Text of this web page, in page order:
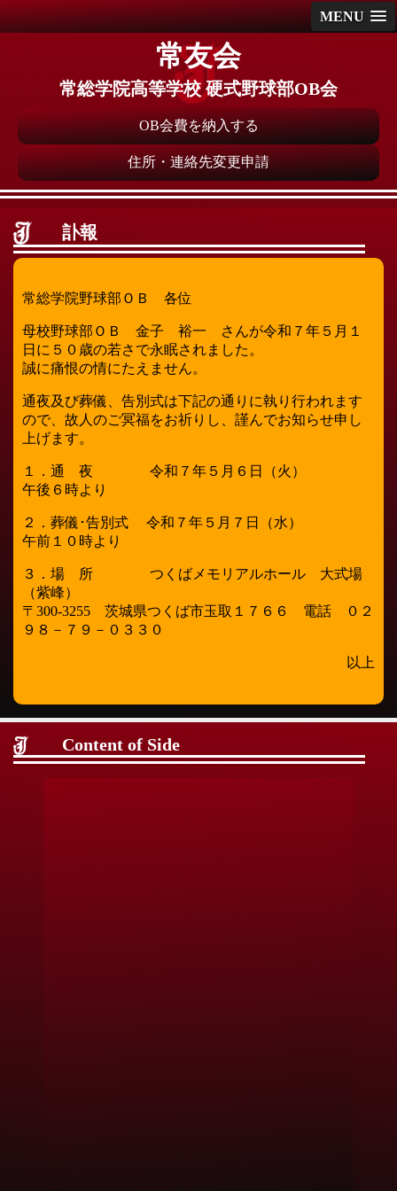
MENU
常友会
常総学院高等学校 硬式野球部OB会
OB会費を納入する
住所・連絡先変更申請
訃報
常総学院野球部ＯＢ 各位
母校野球部ＯＢ 金子 裕一 さんが令和７年５月１
日に５０歳の若さで永眠されました。
誠に痛恨の情にたえません。
通夜及び葬儀、告別式は下記の通りに執り行われます
ので、故人のご冥福をお祈りし、謹んでお知らせ申し
上げます。
１．通 夜 令和７年５月６日（火）
午後６時より
２．葬儀･告別式 令和７年５月７日（水）
午前１０時より
３．場 所 つくばメモリアルホール 大式場
（紫峰）
〒300-3255 茨城県つくば市玉取１７６６ 電話 ０２
９８－７９－０３３０
以上
Content of Side